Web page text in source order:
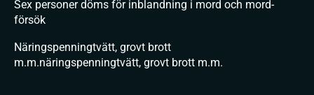
Sex personer döms för inblandning i mord och mord-
försök
Näringspenningtvätt, grovt brott
m.m.näringspenningtvätt, grovt brott m.m.